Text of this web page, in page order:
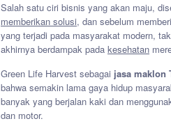
Salah satu ciri bisnis yang akan maju,
memberikan solusi, dan sebelum
yang terjadi pada masyarakat modern,
akhirnya berdampak pada kesehatan
Green Life Harvest sebagai jasa maklon
bahwa semakin lama gaya hidup
banyak yang berjalan kaki dan
dan motor.